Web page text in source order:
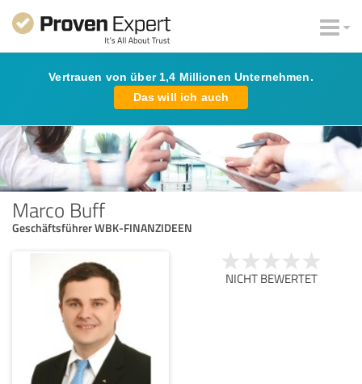
Vertrauen von über 1,4 Millionen Unternehmen.
Das will ich auch
Marco Buff
Geschäftsführer WBK-FINANZIDEEN
NICHT BEWERTET